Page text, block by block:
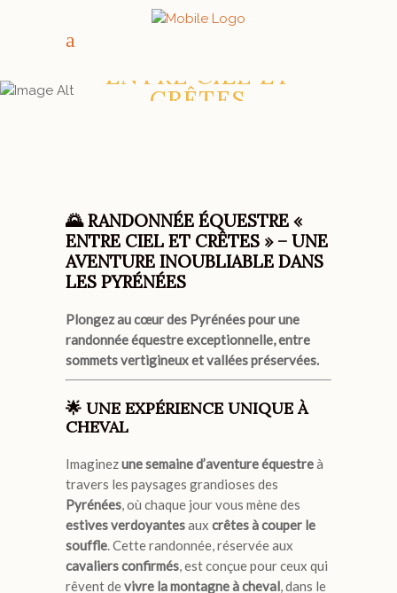
RANDONNÉE À
CHEVAL PYRÉNÉES –
ENTRE CIEL ET
CRÊTES
🌄 RANDONNÉE ÉQUESTRE «
ENTRE CIEL ET CRÊTES » – UNE
AVENTURE INOUBLIABLE DANS
LES PYRÉNÉES
Plongez au cœur des Pyrénées pour une
randonnée équestre exceptionnelle, entre
sommets vertigineux et vallées préservées.
🌟 UNE EXPÉRIENCE UNIQUE À
CHEVAL
Imaginezune semaine d’aventure équestreà
travers les paysages grandioses des
Pyrénées, où chaque jour vous mène des
estives verdoyantesaux crêtes à couper le
souffle. Cette randonnée, réservée aux
cavaliers confirmés, est conçue pour ceux qui
rêvent devivre la montagne à cheval, dans le